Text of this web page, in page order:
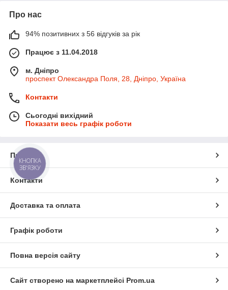
Про нас
94% позитивних з 56 відгуків за рік
Працює з 11.04.2018
м. Дніпро
проспект Олександра Поля, 28, Дніпро, Україна
Контакти
Сьогодні вихідний
Показати весь графік роботи
Про нас
Контакти
Доставка та оплата
Графік роботи
Повна версія сайту
Сайт створено на маркетплейсі Prom.ua
КНОПКА
ЗВ'ЯЗКУ